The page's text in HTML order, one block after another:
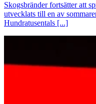
Skogsbränder fortsätter att
utvecklats till en av
Hundratusentals [...]